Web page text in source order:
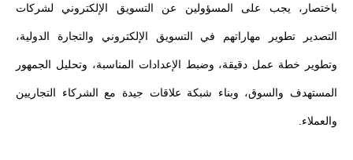
باختصار، يجب على المسؤولين عن التسويق الإلكتروني لشركات
التصدير تطوير مهاراتهم في التسويق الإلكتروني والتجارة الدولية،
وتطوير خطة عمل دقيقة، وضبط الإعدادات المناسبة، وتحليل الجمهور
المستهدف والسوق، وبناء شبكة علاقات جيدة مع الشركاء التجاريين
والعملاء.